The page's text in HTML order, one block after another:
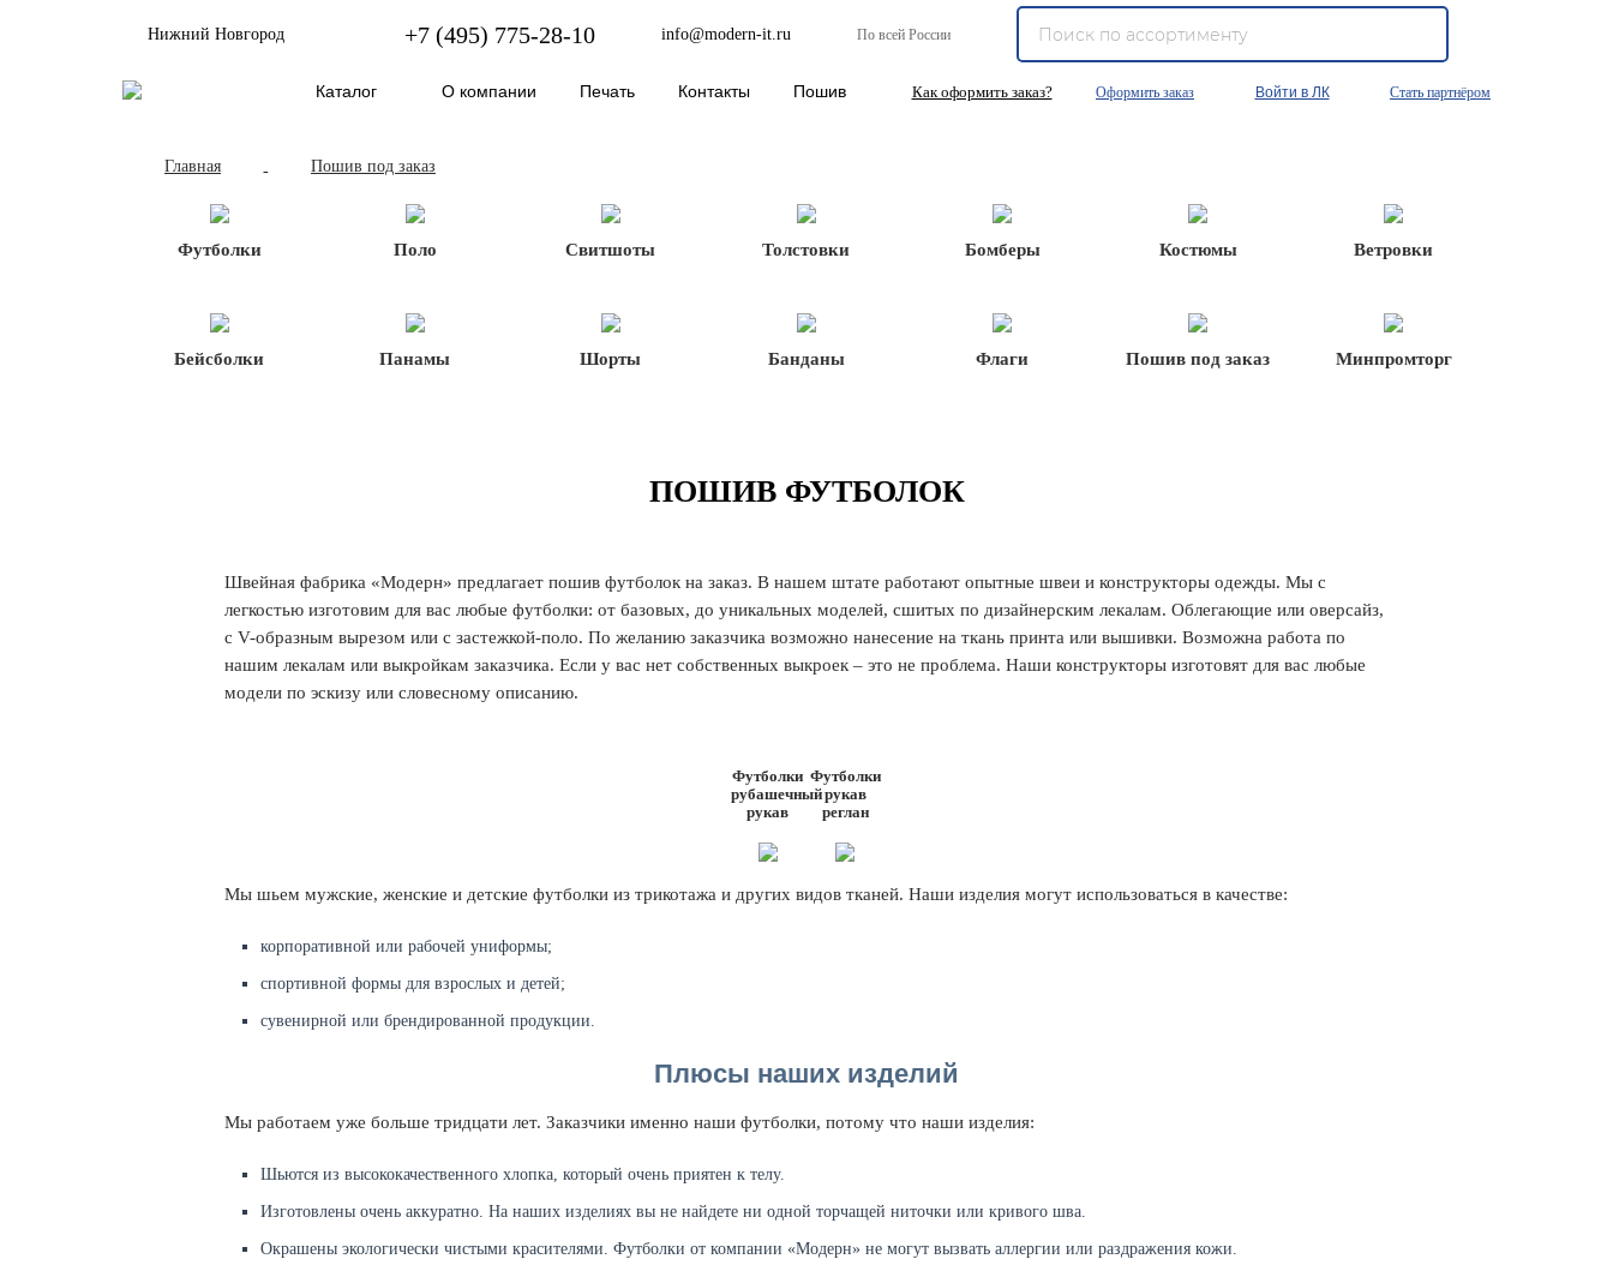
Нижний Новгород +7 (495) 775-28-10 info@modern-it.ru По всей России
Каталог О компании Печать Контакты Пошив Как оформить заказ? Оформить заказ Войти в ЛК Стать партнёром
Главная - Пошив под заказ
Футболки Поло Свитшоты Толстовки Бомберы Костюмы Ветровки
Бейсболки Панамы Шорты Банданы Флаги Пошив под заказ Минпромторг
ПОШИВ ФУТБОЛОК
Швейная фабрика «Модерн» предлагает пошив футболок на заказ. В нашем штате работают опытные швеи и конструкторы одежды. Мы с
легкостью изготовим для вас любые футболки: от базовых, до уникальных моделей, сшитых по дизайнерским лекалам. Облегающие или оверсайз,
с V-образным вырезом или с застежкой-поло. По желанию заказчика возможно нанесение на ткань принта или вышивки. Возможна работа по
нашим лекалам или выкройкам заказчика. Если у вас нет собственных выкроек – это не проблема. Наши конструкторы изготовят для вас любые
модели по эскизу или словесному описанию.
Футболки
рубашечный
рукав
Футболки
рукав
реглан
Мы шьем мужские, женские и детские футболки из трикотажа и других видов тканей. Наши изделия могут использоваться в качестве:
корпоративной или рабочей униформы;
спортивной формы для взрослых и детей;
сувенирной или брендированной продукции.
Плюсы наших изделий
Мы работаем уже больше тридцати лет. Заказчики именно наши футболки, потому что наши изделия:
Шьются из высококачественного хлопка, который очень приятен к телу.
Изготовлены очень аккуратно. На наших изделиях вы не найдете ни одной торчащей ниточки или кривого шва.
Окрашены экологически чистыми красителями. Футболки от компании «Модерн» не могут вызвать аллергии или раздражения кожи.